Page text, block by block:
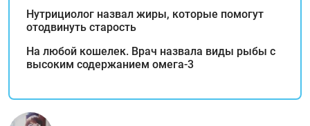
Нутрициолог назвал жиры, которые помогут
отодвинуть старость
На любой кошелек. Врач назвала виды рыбы с
высоким содержанием омега-3